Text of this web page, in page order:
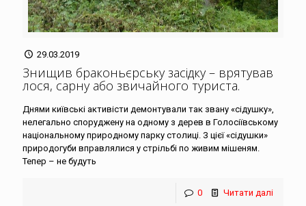
29.03.2019
Знищив браконьєрську засідку – врятував
лося, сарну або звичайного туриста.
Днями київські активісти демонтували так звану «сідушку»,
нелегально споруджену на одному з дерев в Голосіївському
національному природному парку столиці. З цієї «сідушки»
природогуби вправлялися у стрільбі по живим мішеням.
Тепер – не будуть
0 Читати далі